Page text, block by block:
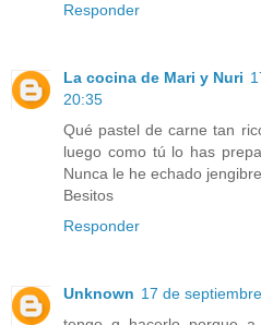
Responder
La cocina de Mari y Nuri
20:35
Qué pastel de carne tan
luego como tú lo has
Nunca le he echado
Besitos
Responder
Unknown 17 de